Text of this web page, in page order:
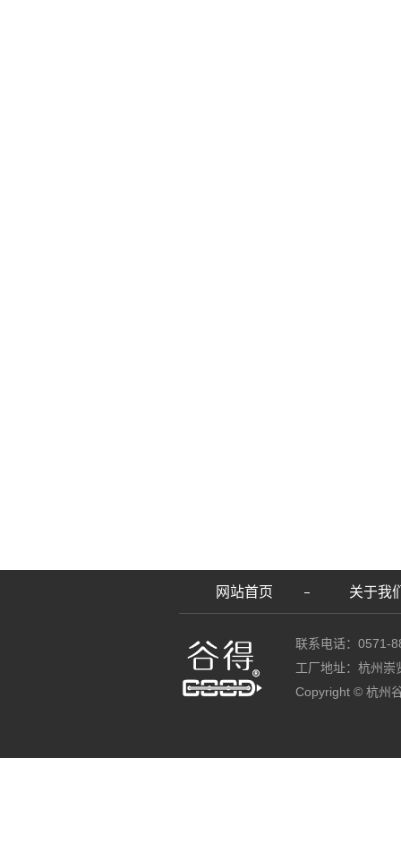
网站首页 关于我
联系电话：0571-
工厂地址：杭州崇
Copyright © 杭州